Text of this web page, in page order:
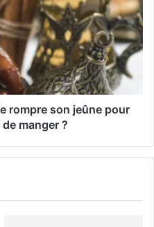
rompre son jeûne pour
manger ?